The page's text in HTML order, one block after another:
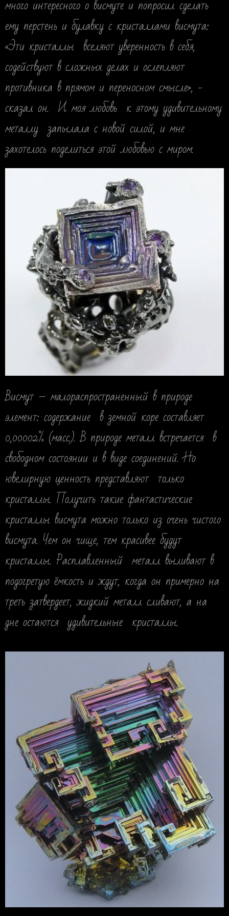
много интересного о висмуте и попросил сделать
ему перстень и булавку с кристаллами висмута:
«Эти кристаллы вселяют уверенность в себя,
содействуют в сложных делах и ослепляют
противника в прямом и переносном смысле», -
сказал он. И моя любовь к этому удивительному
металлу запылала с новой силой, и мне
захотелось поделиться этой любовью с миром.
Висмут – малораспространенный в природе
элемент: содержание в земной коре составляет
0,00002% (масс.). В природе металл встречается в
свободном состоянии и в виде соединений. Но
ювелирную ценность представляют только
кристаллы. Получить такие фантастические
кристаллы висмута можно только из очень чистого
висмута. Чем он чище, тем красивее будут
кристаллы. Расплавленный металл выливают в
подогретую ёмкость и ждут, когда он примерно на
треть затвердеет, жидкий металл сливают, а на
дне остаются удивительные кристаллы.